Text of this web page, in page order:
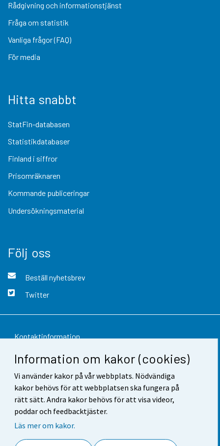
Information om kakor (cookies)
Vi använder kakor på vår webbplats. Nödvändiga
kakor behövs för att webbplatsen ska fungera på
rätt sätt. Andra kakor behövs för att visa videor,
poddar och feedbacktjäster.
Läs mer om kakor.
Rådgivning och informationstjänst
Fråga om statistik
Vanliga frågor (FAQ)
För media
Hitta snabbt
StatFin-databasen
Statistikdatabaser
Finland i siffror
Prisomräknaren
Kommande publiceringar
Undersökningsmaterial
Följ oss
Beställ nyhetsbrev
Twitter
Kontaktinformation
Respons
Användarvillkor
Dataskydd
Tillgänglighet